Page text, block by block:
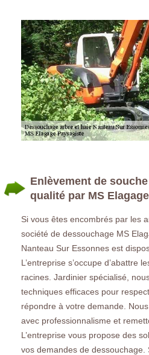
Enlèvement de
qualité par MS
Si vous êtes encombrés par les
société de dessouchage MS
Nanteau Sur Essonnes est
L’entreprise s’occupe d’abattre
racines. Jardinier spécialisé,
techniques efficaces pour
répondre à votre demande.
avec professionnalisme et
L’entreprise vous propose des
vos demandes de dessouchage.